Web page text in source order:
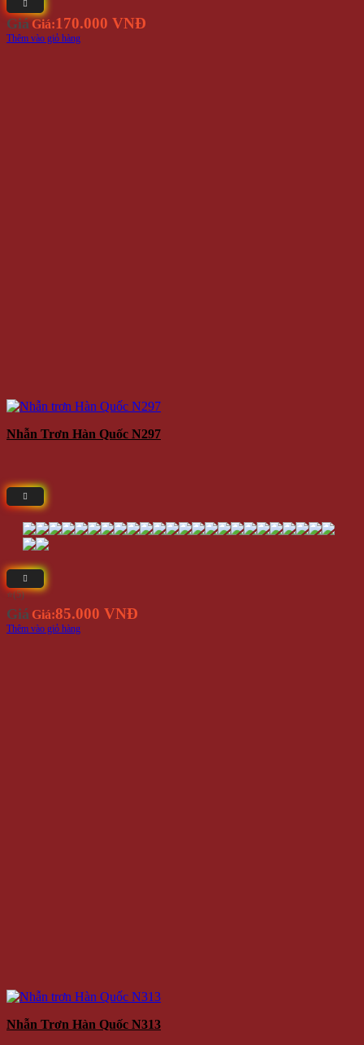
Giá Giá:170.000 VNĐ
Thêm vào giỏ hàng
Nhẫn Trơn Hàn Quốc N297
⭐(5)
Giá Giá:85.000 VNĐ
Thêm vào giỏ hàng
Nhẫn Trơn Hàn Quốc N313